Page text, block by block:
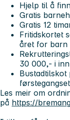
Hjelp til å
Gratis
Gratis 12
Fritidskortet
året for barn
30 000,- i
Les meir om
på https://